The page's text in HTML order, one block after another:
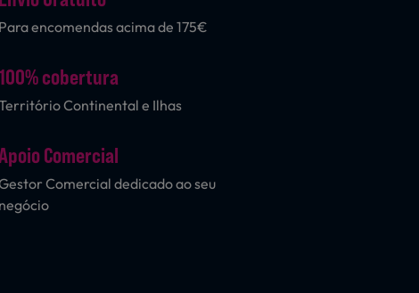
Para encomendas acima de 175€
cobertura
Continental e Ilhas
Comercial
Comercial dedicado ao seu
negócio